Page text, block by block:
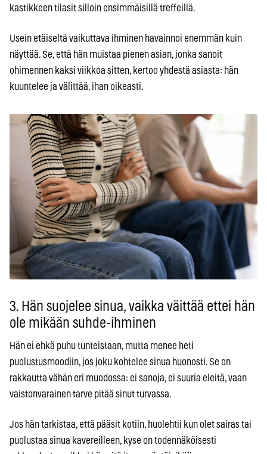
kastikkeen tilasit silloin ensimmäisillä treffeillä.
Usein etäiseltä vaikuttava ihminen havainnoi enemmän kuin
näyttää. Se, että hän muistaa pienen asian, jonka sanoit
ohimennen kaksi viikkoa sitten, kertoo yhdestä asiasta: hän
kuuntelee ja välittää, ihan oikeasti.
3. Hän suojelee sinua, vaikka väittää ettei hän
ole mikään suhde-ihminen
Hän ei ehkä puhu tunteistaan, mutta menee heti
puolustusmoodiin, jos joku kohtelee sinua huonosti. Se on
rakkautta vähän eri muodossa: ei sanoja, ei suuria eleitä, vaan
vaistonvarainen tarve pitää sinut turvassa.
Jos hän tarkistaa, että pääsit kotiin, huolehtii kun olet sairas tai
puolustaa sinua kavereilleen, kyse on todennäköisesti